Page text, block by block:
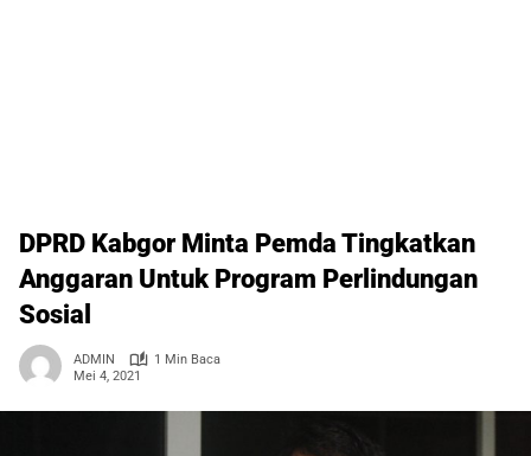
DPRD Kabgor Minta Pemda Tingkatkan
Anggaran Untuk Program Perlindungan
Sosial
ADMIN
1 Min Baca
Mei 4, 2021